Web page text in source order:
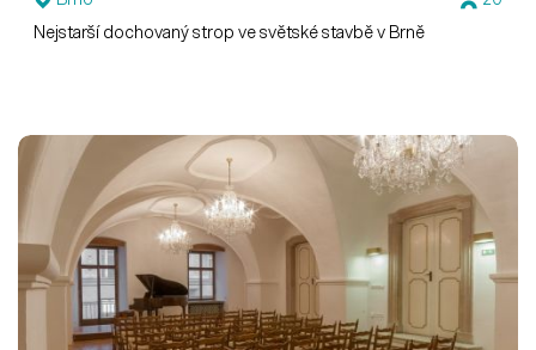
Nejstarší dochovaný strop ve světské stavbě v Brně